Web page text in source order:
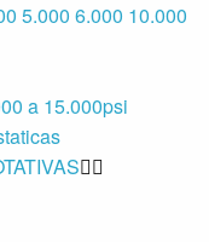
5.000 6.000 10.000
a 15.000psi